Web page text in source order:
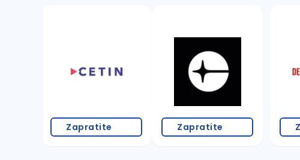
proverite pravopisne greške (koristite č, ć, š, đ,
povećajte radijus za odabrani grad
Zapratite Zapratite